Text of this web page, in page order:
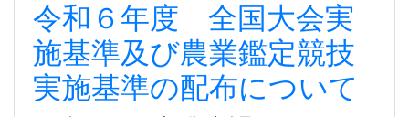
令和６年度 全国大会実
施基準及び農業鑑定競技
実施基準の配布について